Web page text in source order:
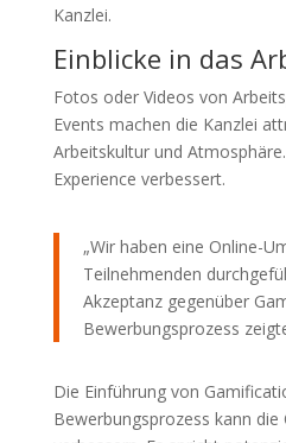
Kanzlei.
Einblicke in das
Fotos oder Videos von
Events machen die Kanzlei
Arbeitskultur und
Experience verbessert.
„Wir haben eine Online-
Teilnehmenden
Akzeptanz gegenüber
Bewerbungsprozess
Die Einführung von
Bewerbungsprozess kann die